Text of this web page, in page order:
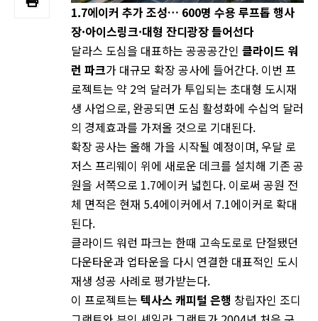
1.7에이커 추가 조성… 600명 수용 루프톱 행사
장·아이스링크·대형 잔디광장 들어선다
달라스 도심을 대표하는 공공공간인 클라이드 워
런 파크가 대규모 확장 공사에 들어간다. 이번 프
로젝트는 약 2억 달러가 투입되는 초대형 도시재
생 사업으로, 완공되면 도심 활성화에 수십억 달러
의 경제효과를 가져올 것으로 기대된다.
확장 공사는 올해 가을 시작될 예정이며, 우달 로
저스 프리웨이 위에 새로운 데크를 설치해 기존 공
원을 서쪽으로 1.7에이커 넓힌다. 이로써 공원 전
체 면적은 현재 5.4에이커에서 7.1에이커로 확대
된다.
클라이드 워런 파크는 한때 고속도로로 단절됐던
다운타운과 업타운을 다시 연결한 대표적인 도시
재생 성공 사례로 평가받는다.
이 프로젝트는 텍사스 캐피털 은행 창립자인 조디